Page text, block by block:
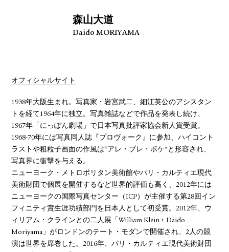
森山大道
Daido MORIYAMA
オフィシャルサイト
1938年大阪生まれ。写真家・岩宮武二、細江英公のアシスタン
トを経て1964年に独立。写真雑誌などで作品を発表し続け、
1967年「にっぽん劇場」で日本写真批評家協会新人賞受賞。
1968-70年には写真同人誌『プロヴォーク』に参加、ハイコント
ラストや粗粒子画面の作風は“アレ・ブレ・ボケ”と形容され、
写真界に衝撃を与える。
ニューヨーク・メトロポリタン美術館やパリ・カルティエ現代
美術財団で個展を開催するなど世界的評価も高く、2012年には
ニューヨークの国際写真センター（ICP）が主催する第28回イン
フィニティ賞生涯功績部門を日本人として初受賞。2012年、ウ
ィリアム・クラインとの二人展「William Klein + Daido
Moriyama」がロンドンのテート・モダンで開催され、2人の競
演は世界を席巻した。2016年、パリ・カルティエ現代美術財団